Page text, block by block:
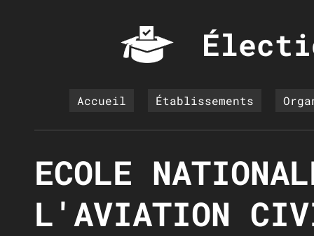
Accueil Établissements
ECOLE
L'AVIATION